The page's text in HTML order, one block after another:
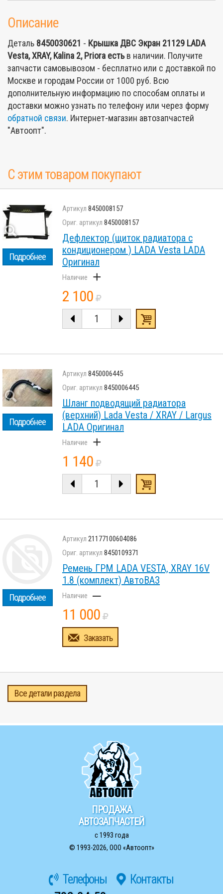
Описание
Деталь 8450030621 - Крышка ДВС Экран 21129 LADA
Vesta, XRAY, Kalina 2, Priora естьв наличии. Получите
запчасти самовывозом - бесплатно или с доставкой по
Москве и городам России от 1000 руб. Всю
дополнительную информацию по способам оплаты и
доставки можно узнать по телефону или через форму
обратной связи. Интернет-магазин автозапчастей
"Автоопт".
С этим товаром покупают
Подробнее
8450008157
8450008157
Дефлектор (щиток радиатора с
кондиционером ) LADA Vesta LADA
Оригинал
+
2 100
Подробнее
8450006445
8450006445
Шланг подводящий радиатора
(верхний) Lada Vesta / XRAY / Largus
LADA Оригинал
+
1 140
Подробнее
21177100604086
8450109371
Ремень ГРМ LADA VESTA, XRAY 16V
1.8 (комплект) АвтоВАЗ
–
11 000
Заказать
Все детали раздела
ПРОДАЖА
АВТОЗАПЧАСТЕЙ
с 1993 года
© 1993-2026, ООО «Автоопт»
Телефоны Контакты